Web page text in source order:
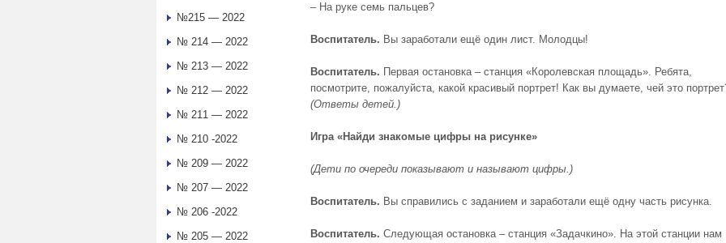
– На руке семь пальцев?
Воспитатель. Вы заработали ещё один лист. Молодцы!
Воспитатель. Первая остановка – станция «Королевская площадь». Ребята,
посмотрите, пожалуйста, какой красивый портрет! Как вы думаете, чей это
(Ответы детей.)
Игра «Найди знакомые цифры на рисунке»
(Дети по очереди показывают и называют цифры.)
Воспитатель. Вы справились с заданием и заработали ещё одну часть рисунка.
Воспитатель. Следующая остановка – станция «Задачкино». На этой станции нам
№215 — 2022
№ 214 — 2022
№ 213 — 2022
№ 212 — 2022
№ 211 — 2022
№ 210 -2022
№ 209 — 2022
№ 207 — 2022
№ 206 -2022
№ 205 — 2022